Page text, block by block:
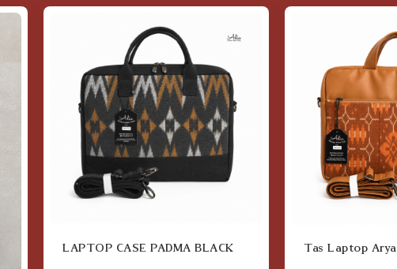
LAPTOP CASE PADMA BLACK Tas Laptop Arya